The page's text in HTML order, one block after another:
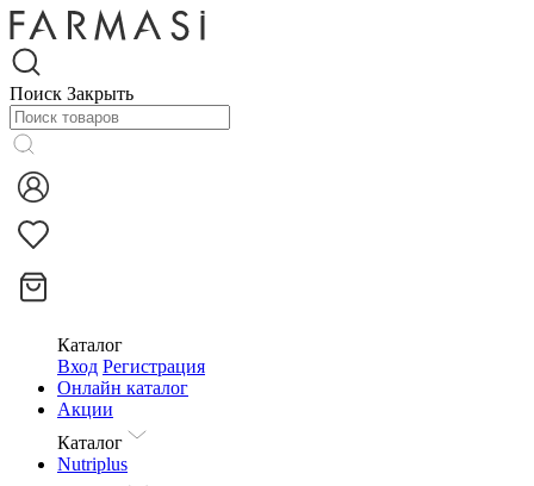
Поиск Закрыть
Каталог
Вход Регистрация
Онлайн каталог
Акции
Каталог
Nutriplus